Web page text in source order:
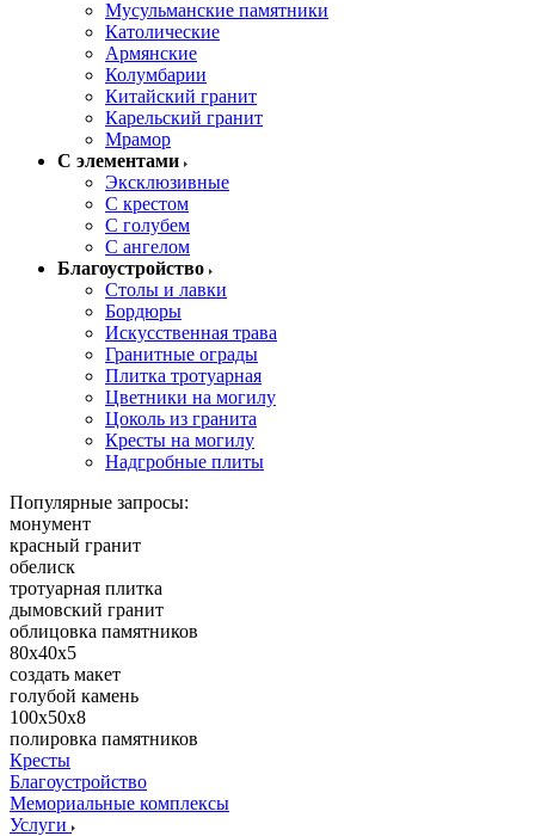
Мусульманские памятники
Католические
Армянские
Колумбарии
Китайский гранит
Карельский гранит
Мрамор
С элементами
Эксклюзивные
С крестом
С голубем
С ангелом
Благоустройство
Столы и лавки
Бордюры
Искусственная трава
Гранитные ограды
Плитка тротуарная
Цветники на могилу
Цоколь из гранита
Кресты на могилу
Надгробные плиты
Популярные запросы:
монумент
красный гранит
обелиск
тротуарная плитка
дымовский гранит
облицовка памятников
80х40х5
создать макет
голубой камень
100х50х8
полировка памятников
Кресты
Благоустройство
Мемориальные комплексы
Услуги